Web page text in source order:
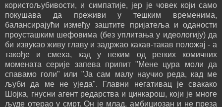
користољубивости, и симпатије, јер је човек који само
покушава да преживи у тешким временима,
балансирајући између заштите пријатеља и оданости
проусташким шефовима (без уплитања у идеологију) да
би извукао живу главу и задржао какав-такав положај - а
такође и смеха, кад у неким од ретких комичних
момената серије запева припит "Мене цура моли да
спавамо голи" или "Ја сам малу научио реда, кад ме
љуби да ме не уједа". Главни негативац је свакако
Шојка, гнусни агент редарства и цинкарош, који је многе
људе отерао у смрт. Он је млад, амбициозан и не преза